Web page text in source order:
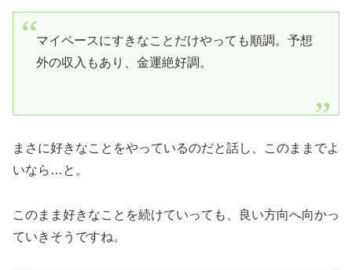
マイペースにすきなことだけやっても順調。予想
外の収入もあり、金運絶好調。
まさに好きなことをやっているのだと話し、このままでよ
いなら…と。
このまま好きなことを続けていっても、良い方向へ向かっ
ていきそうですね。